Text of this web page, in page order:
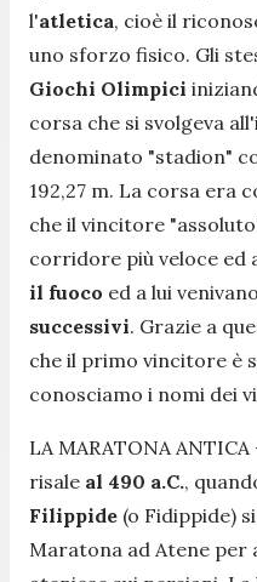
l'atletica, cioè il
uno sforzo fisico. Gli
Giochi Olimpici
corsa che si svolgeva
denominato "stadion"
192,27 m. La corsa era
che il vincitore
corridore più veloce ed
il fuoco ed a lui venivano
successivi. Grazie a
che il primo vincitore è
conosciamo i nomi dei
LA MARATONA
risale al 490 a.C.,
Filippide (o Fidippide)
Maratona ad Atene